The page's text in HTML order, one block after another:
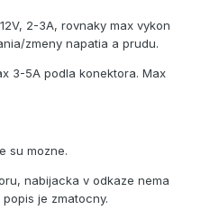
2-3A, rovnaky max vykon
zmeny napatia a prudu.
3-5A podla konektora. Max
su mozne.
nabijacka v odkaze nema
je zmatocny.